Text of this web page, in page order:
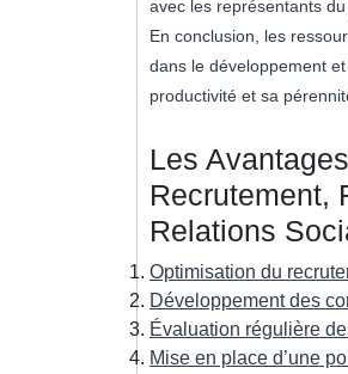
avec les représentants
En conclusion, les
dans le développement
productivité et sa
Les
Recrutement,
Relations
Optimisation du
Développement des
Évaluation régulière
Mise en place d’une